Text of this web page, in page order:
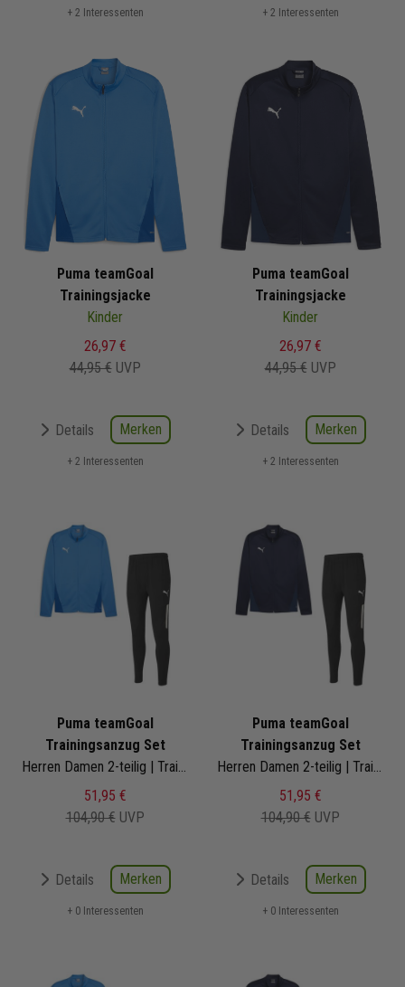
+ 2 Interessenten + 2 Interessenten
Puma teamGoal
Trainingsjacke
Kinder
26,97 €
44,95 € UVP
Details Merken
+ 2 Interessenten
Puma teamGoal
Trainingsjacke
Kinder
26,97 €
44,95 € UVP
Details Merken
+ 2 Interessenten
Puma teamGoal
Trainingsanzug Set
Herren Damen 2-teilig | Trainingsjacke Trainingshose
51,95 €
104,90 € UVP
Details Merken
+ 0 Interessenten
Puma teamGoal
Trainingsanzug Set
Herren Damen 2-teilig | Trainingsjacke Trainingshose
51,95 €
104,90 € UVP
Details Merken
+ 0 Interessenten